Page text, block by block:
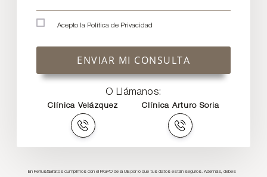
Acepto la Política de Privacidad
ENVIAR MI CONSULTA
O Llámanos:
Clínica Velázquez Clínica Arturo Soria
En Ferrus&Bratos cumplimos con el RGPD de la UE por lo que tus datos están seguros. Además, debes